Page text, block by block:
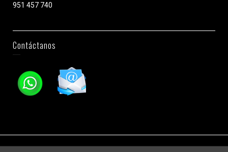
951 457 740
Contáctanos